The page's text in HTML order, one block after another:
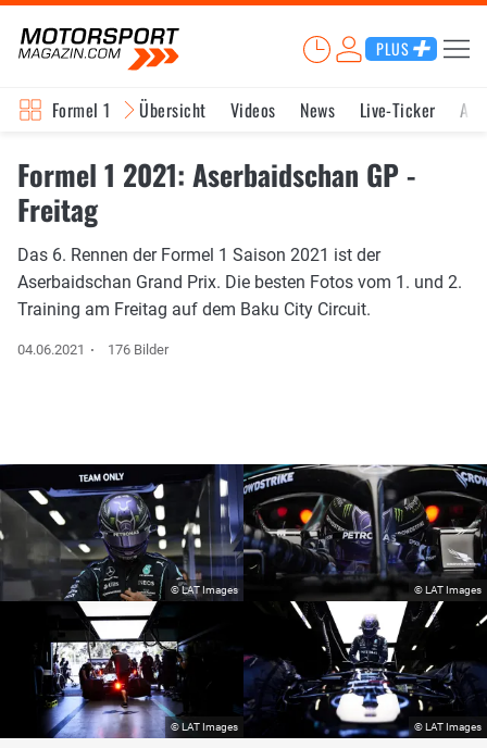
PLUS
Formel 1 Übersicht Videos News Live-Ticker
Formel 1 2021: Aserbaidschan GP -
Freitag
Das 6. Rennen der Formel 1 Saison 2021 ist der
Aserbaidschan Grand Prix. Die besten Fotos vom 1. und 2.
Training am Freitag auf dem Baku City Circuit.
04.06.2021 176 Bilder